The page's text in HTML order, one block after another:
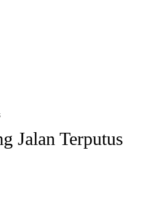
Jalan Terputus